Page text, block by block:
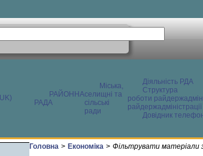
РАЙОННА
РАДА
Міська,
селищні та
сільські
ради
Діяльність РДА
Структура
роботи
райдержадміністрації
Довідник
Головна > Економіка > Фільтрувати матеріали